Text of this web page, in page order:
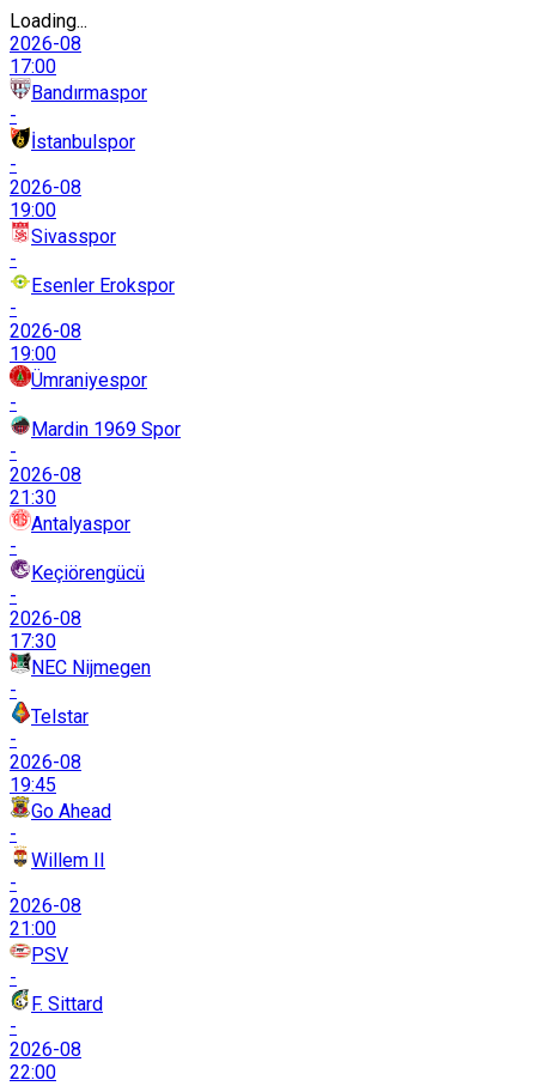
Loading...
2026-08
17:00
Bandırmaspor
-
İstanbulspor
-
2026-08
19:00
Sivasspor
-
Esenler Erokspor
-
2026-08
19:00
Ümraniyespor
-
Mardin 1969 Spor
-
2026-08
21:30
Antalyaspor
-
Keçiörengücü
-
2026-08
17:30
NEC Nijmegen
-
Telstar
-
2026-08
19:45
Go Ahead
-
Willem II
-
2026-08
21:00
PSV
-
F. Sittard
-
2026-08
22:00